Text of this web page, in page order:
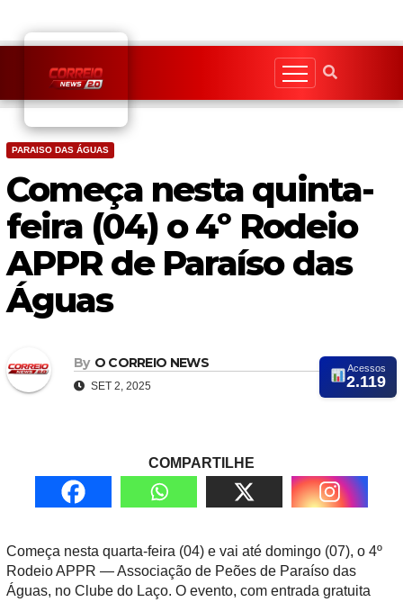
content
PARAISO DAS ÁGUAS
Começa nesta quinta-
feira (04) o 4º Rodeio
APPR de Paraíso das
Águas
By O CORREIO NEWS
SET 2, 2025
Acessos
2.119
COMPARTILHE
Começa nesta quarta-feira (04) e vai até domingo (07), o 4º
Rodeio APPR — Associação de Peões de Paraíso das
Águas, no Clube do Laço. O evento, com entrada gratuita